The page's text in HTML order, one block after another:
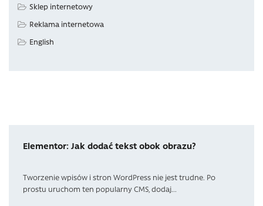
Sklep internetowy
Reklama internetowa
English
Elementor: Jak dodać tekst obok obrazu?
Tworzenie wpisów i stron WordPress nie jest trudne. Po
prostu uruchom ten popularny CMS, dodaj...